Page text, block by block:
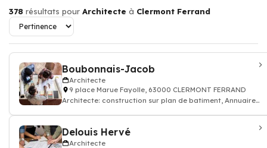
378 résultats pour Architecte à Clermont Ferrand
Boubonnais-Jacob
Architecte
9 place Marue Fayolle, 63000 CLERMONT FERRAND
Architecte: construction sur plan de batiment, Annuaire
Delouis Hervé
Architecte